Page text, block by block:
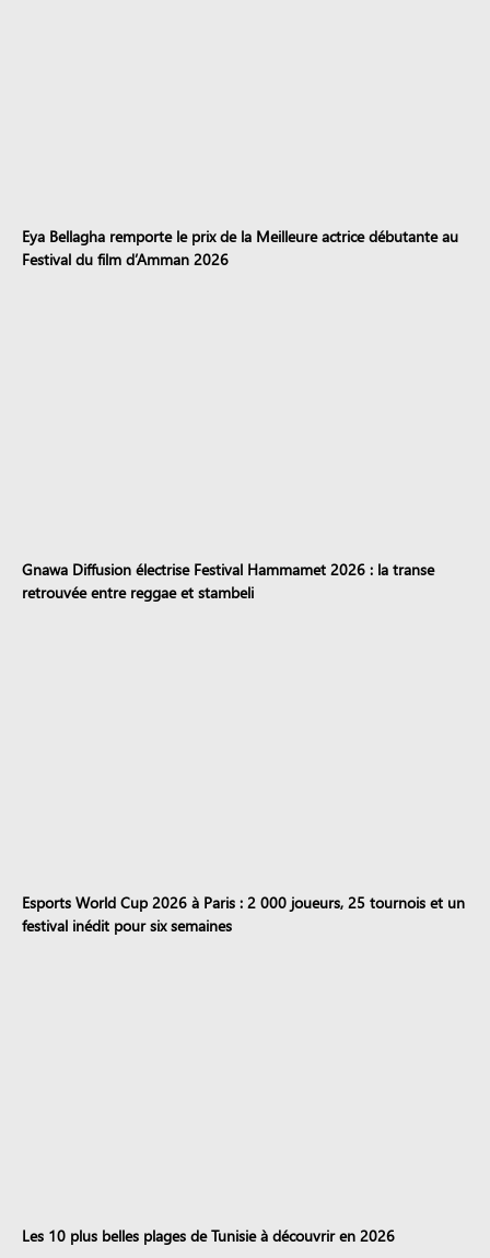
Eya Bellagha remporte le prix de la Meilleure actrice débutante au
Festival du film d’Amman 2026
Gnawa Diffusion électrise Festival Hammamet 2026 : la transe
retrouvée entre reggae et stambeli
Esports World Cup 2026 à Paris : 2 000 joueurs, 25 tournois et un
festival inédit pour six semaines
Les 10 plus belles plages de Tunisie à découvrir en 2026